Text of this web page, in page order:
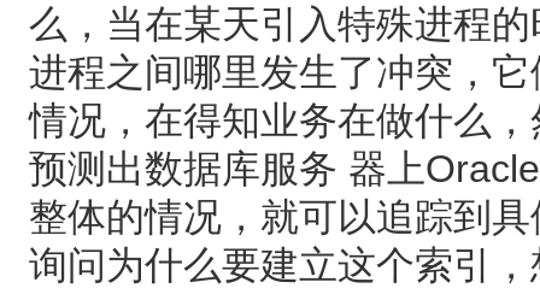
么，当在某天引入特殊进程
进程之间哪里发生了冲突，
情况，在得知业务在做什么
预测出数据库服务 器上
整体的情况，就可以追踪到
询问为什么要建立这个索引